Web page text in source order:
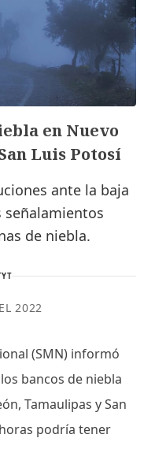
en Nuevo
Luis Potosí
ante la baja
de niebla.
2022
(SMN) informó
bancos de niebla
Tamaulipas y San
podría tener